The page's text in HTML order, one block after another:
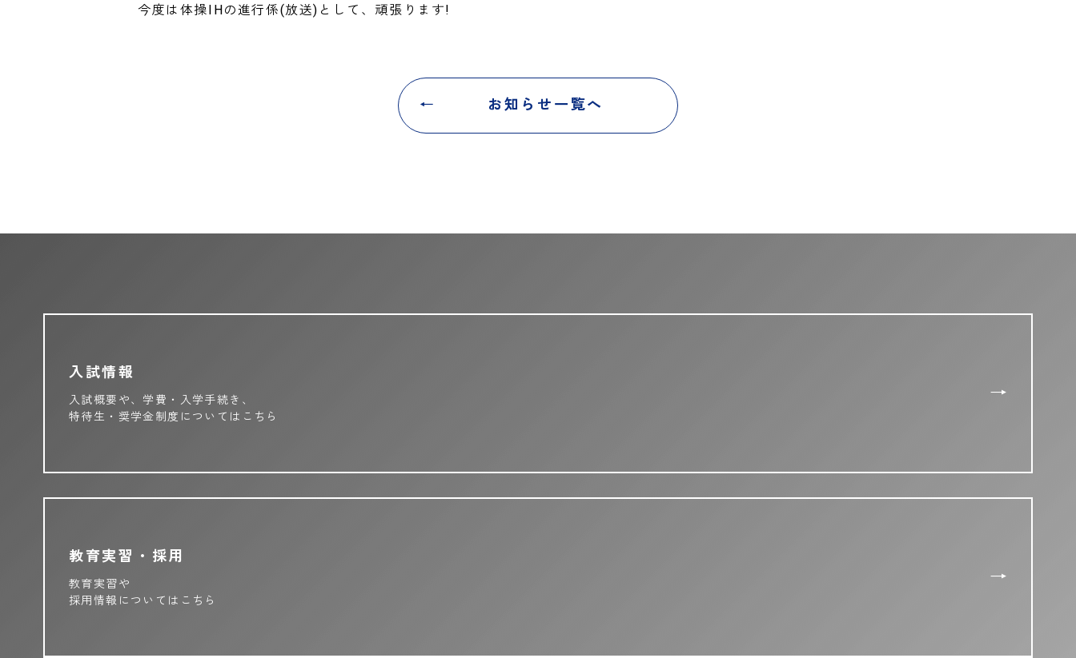
今度は体操IHの進行係(放送)として、頑張ります!
お知らせ一覧へ
入試情報
入試概要や、学費・入学手続き、
特待生・奨学金制度についてはこちら
教育実習・採用
教育実習や
採用情報についてはこちら